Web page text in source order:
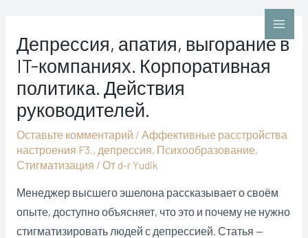
содержимому
Main
Депрессия, апатия, выгорание в
IT-компаниях. Корпоративная
политика. Действия
руководителей.
Оставьте комментарий / Аффективные расстройства
настроения F3. , депрессия, Психообразование,
Стигматиза­ция / От d-r Yudik
Менеджер высшего эшелона рассказывает о своём
опыте, доступно объясняет, что это и почему не нужно
стигматизировать людей с депрессией. Статья —